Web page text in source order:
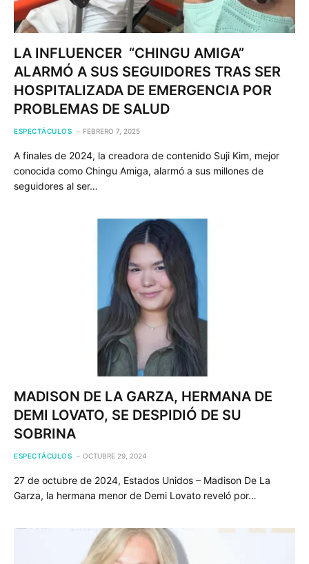
LA INFLUENCER “CHINGU AMIGA”
ALARMÓ A SUS SEGUIDORES TRAS SER
HOSPITALIZADA DE EMERGENCIA POR
PROBLEMAS DE SALUD
ESPECTÁCULOS FEBRERO 7, 2025
A finales de 2024, la creadora de contenido Suji Kim, mejor
conocida como Chingu Amiga, alarmó a sus millones de
seguidores al ser…
MADISON DE LA GARZA, HERMANA DE
DEMI LOVATO, SE DESPIDIÓ DE SU
SOBRINA
ESPECTÁCULOS OCTUBRE 29, 2024
27 de octubre de 2024, Estados Unidos – Madison De La
Garza, la hermana menor de Demi Lovato reveló por…